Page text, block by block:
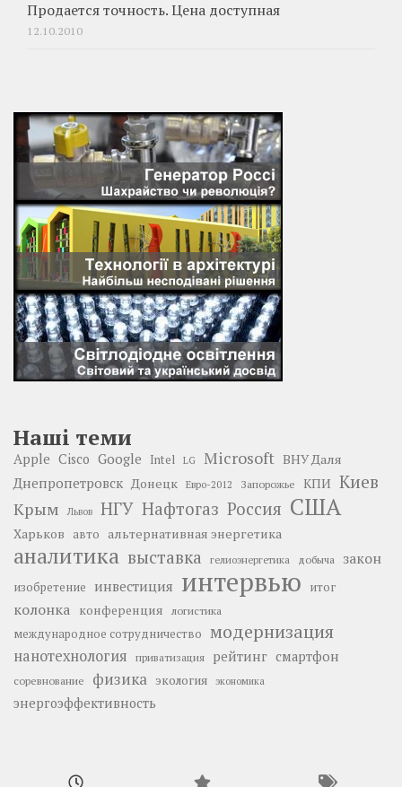
Продается точность. Цена доступная
12.10.2010
Наші теми
Apple Cisco Google Intel LG Microsoft ВНУ Даля
Днепропетровск Донецк Евро-2012 Запорожье КПИ Киев
Крым Львов НГУ Нафтогаз Россия США
Харьков авто альтернативная энергетика
аналитика выставка гелиоэнергетика добыча закон
изобретение инвестиция интервью итог
колонка конференция логистика
международное сотрудничество модернизация
нанотехнология приватизация рейтинг смартфон
соревнование физика экология экономика
энергоэффективность